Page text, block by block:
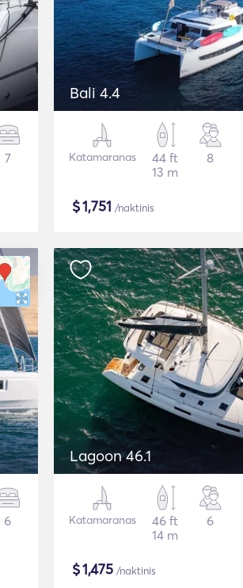
7
Bali 4.4
Katamaranas
44 ft
13 m
8
$1,751 /naktinis
6
Lagoon 46.1
Katamaranas
46 ft
14 m
6
$1,475 /naktinis